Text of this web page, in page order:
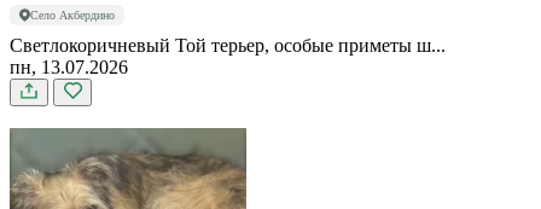
Село Акбердино
Светлокоричневый Той терьер, особые приметы ш...
пн, 13.07.2026